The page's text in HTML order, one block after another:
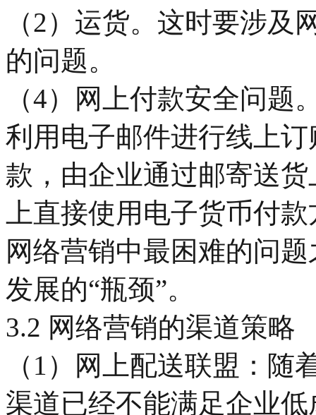
（2）运货。这时要涉
的问题。
（4）网上付款安全问
利用电子邮件进行线上
款，由企业通过邮寄送
上直接使用电子货币付
网络营销中最困难的问
发展的“瓶颈”。
3.2 网络营销的渠道策略
（1）网上配送联盟：
渠道已经不能满足企业